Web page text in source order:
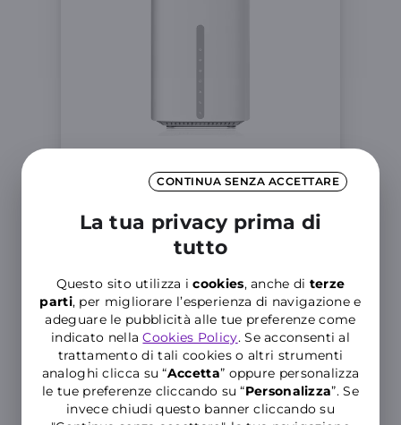
CONTINUA SENZA ACCETTARE
La tua privacy prima di
tutto
Questo sito utilizza icookies, anche di terze
parti, per migliorare l’esperienza di navigazione e
adeguare le pubblicità alle tue preferenze come
indicato nellaCookies Policy. Se acconsenti al
trattamento di tali cookies o altri strumenti
analoghi clicca su “Accetta” oppure personalizza
le tue preferenze cliccando su “Personalizza”. Se
invece chiudi questo banner cliccando su
TP-Link XX800v
Manuale d'installazione